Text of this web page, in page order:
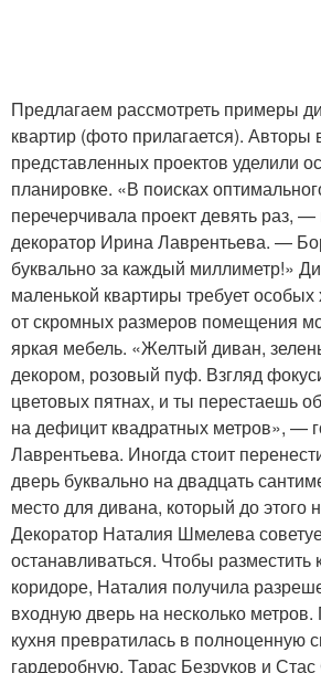
Предлагаем рассмотреть примеры
квартир (фото прилагается). Авторы
представленных проектов уделили
планировке. «В поисках
перечерчивала проект девять раз,
декоратор Ирина Лаврентьева. —
буквально за каждый миллиметр!»
маленькой квартиры требует особых
от скромных размеров помещения
яркая мебель. «Желтый диван,
декором, розовый пуф. Взгляд
цветовых пятнах, и ты перестаешь
на дефицит квадратных метров», —
Лаврентьева. Иногда стоит
дверь буквально на двадцать
место для дивана, который до этого
Декоратор Наталия Шмелева
останавливаться. Чтобы
коридоре, Наталия получила
входную дверь на несколько
кухня превратилась в полноценную
гардеробную. Тарас Безруков и